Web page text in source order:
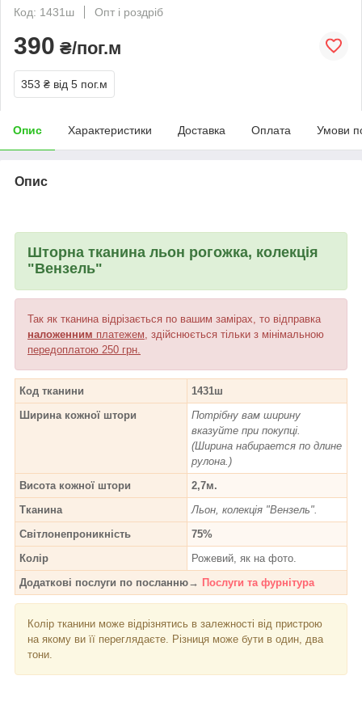
Код: 1431ш
Опт і роздріб
390 ₴/пог.м
353 ₴ від 5 пог.м
Опис Характеристики Доставка Оплата Умови
Опис
Шторна тканина льон рогожка, колекція
"Вензель"
Так як тканина відрізається по вашим замірах, то відправка
наложенним платежем , здійснюється тільки з мінімальною
передоплатою 250 грн.
Код тканини
1431ш
Ширина кожної штори
Потрібну вам ширину
вказуйте при покупці.
(Ширина набирается по длине
рулона.)
Висота кожної штори
2,7м.
Тканина
Льон, колекція "Вензель".
Світлонепроникність
75%
Колір
Рожевий, як на фото.
Додаткові послуги по посланню→ Послуги та фурнітура
Колір тканини може відрізнятись в залежності від пристрою
на якому ви її переглядаєте. Різниця може бути в один, два
тони.